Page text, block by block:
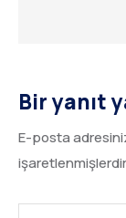
Bir yanıt
E-posta
işaretlenmişlerdir